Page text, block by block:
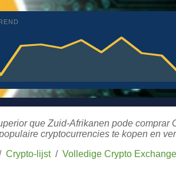
que Zuid-Afrikanen pode comprar
cryptocurrencies te kopen en
Crypto-lijst/ Volledige Crypto